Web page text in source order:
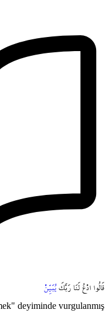
قَالُوا ادْعُ لَنَا رَبَّكَ يُبَيِّنْ
deyiminde vurgulanmış